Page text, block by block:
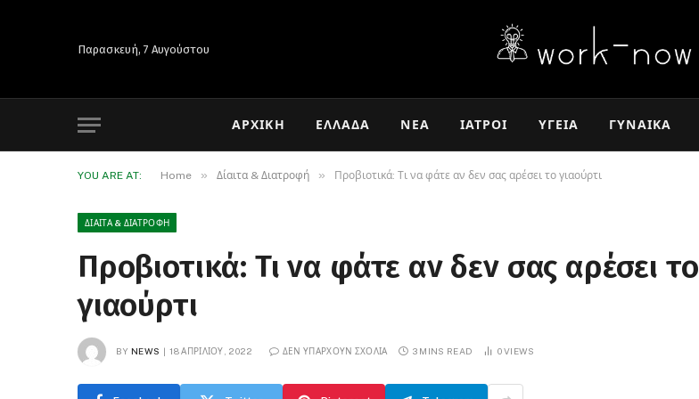
Παρασκευή, 7 Αυγούστου
ΑΡΧΙΚΉ ΕΛΛΆΔΑ ΝΈΑ ΙΑΤΡΟΊ ΥΓΕΊΑ ΓΥΝΑΊΚΑ
YOU ARE AT: Home » Δίαιτα & Διατροφή » Προβιοτικά: Τι να φάτε αν δεν σας αρέσει το γιαούρτι
ΔΊΑΙΤΑ & ΔΙΑΤΡΟΦΉ
Προβιοτικά: Τι να φάτε αν δεν σας αρέσει το
γιαούρτι
BY NEWS 18 ΑΠΡΙΛΊΟΥ, 2022 ΔΕΝ ΥΠΆΡΧΟΥΝ ΣΧΌΛΙΑ 3 MINS READ 0VIEWS